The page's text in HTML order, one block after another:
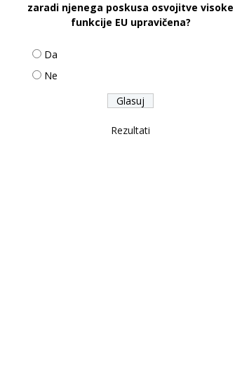
zaradi njenega poskusa osvojitve visoke
funkcije EU upravičena?
Da
Ne
Rezultati